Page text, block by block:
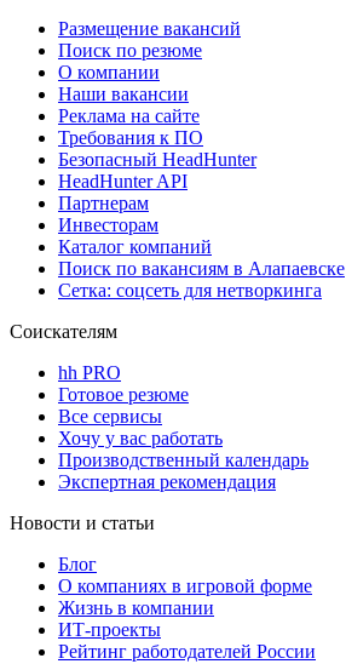
Размещение вакансий
Поиск по резюме
О компании
Наши вакансии
Реклама на сайте
Требования к ПО
Безопасный HeadHunter
HeadHunter API
Партнерам
Инвесторам
Каталог компаний
Поиск по вакансиям в Алапаевске
Сетка: соцсеть для нетворкинга
Соискателям
hh PRO
Готовое резюме
Все сервисы
Хочу у вас работать
Производственный календарь
Экспертная рекомендация
Новости и статьи
Блог
О компаниях в игровой форме
Жизнь в компании
ИТ-проекты
Рейтинг работодателей России